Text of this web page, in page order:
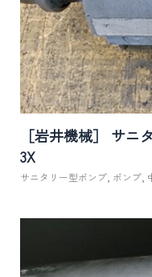
［岩井機械］ サニ
3X
サニタリー型ポンプ, ポンプ,